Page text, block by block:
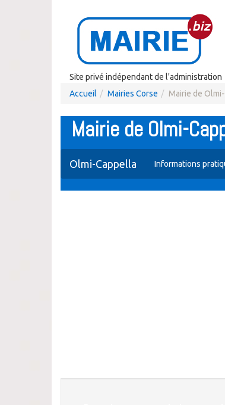
Site privé indépendant de l'administration
Accueil
Mairies Corse Mairie de
Mairie de Olmi-
Olmi-Cappella Informations